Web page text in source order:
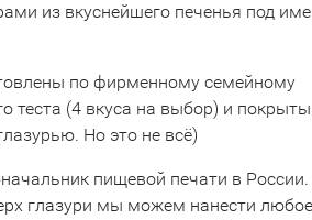
из вкуснейшего печенья под
по фирменному семейному
теста (4 вкуса на выбор) и покрыты
Но это не всё)
пищевой печати в
глазури мы можем нанести любое